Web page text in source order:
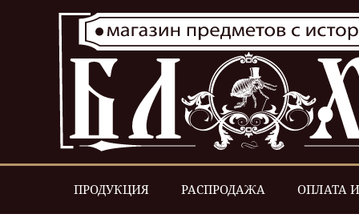
ПРОДУКЦИЯ РАСПРОДАЖА ОПЛАТА